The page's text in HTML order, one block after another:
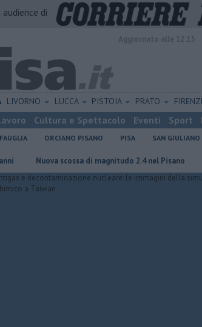
di
LIVORNO LUCCA PISTOIA PRATO
Cultura e Spettacolo Eventi Sport
FAUGLIA ORCIANO PISANO PISA SAN
scossa di magnitudo 2.4 nel Pisano Takeda,